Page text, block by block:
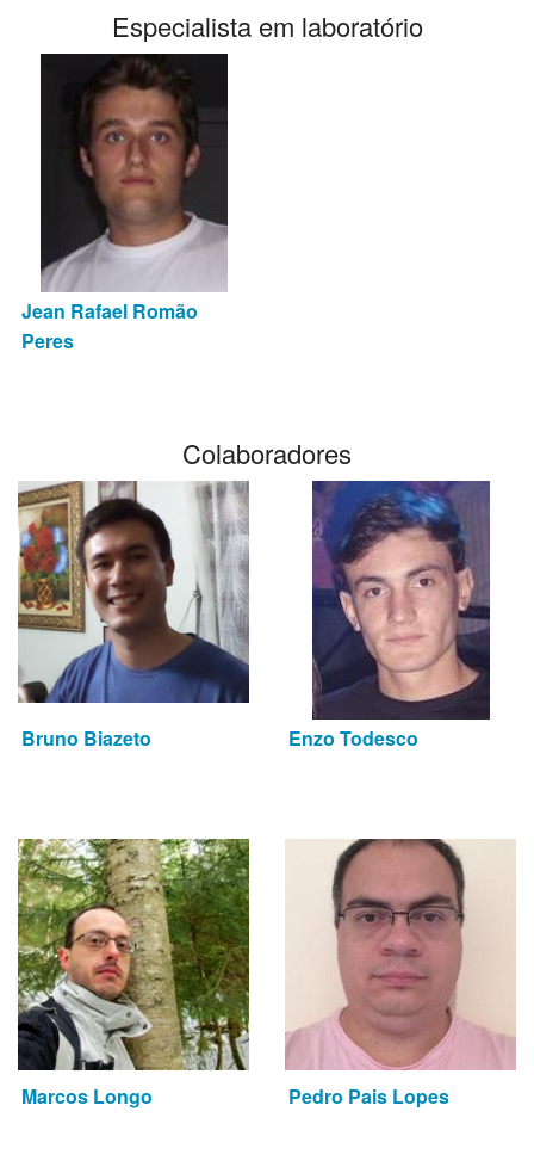
Especialista em laboratório
Jean Rafael Romão
Peres
Colaboradores
Bruno Biazeto Enzo Todesco
Marcos Longo Pedro Pais Lopes